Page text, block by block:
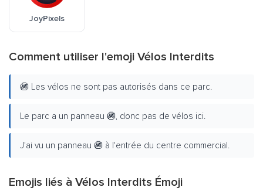
JoyPixels
Comment utiliser l'emoji Vélos Interdits
🚳 Les vélos ne sont pas autorisés dans ce parc.
Le parc a un panneau 🚳, donc pas de vélos ici.
J'ai vu un panneau 🚳 à l'entrée du centre commercial.
Emojis liés à Vélos Interdits Émoji